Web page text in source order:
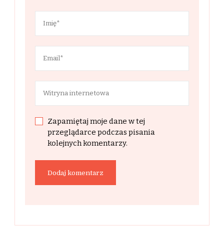
Zapamiętaj moje dane w tej
przeglądarce podczas pisania
kolejnych komentarzy.